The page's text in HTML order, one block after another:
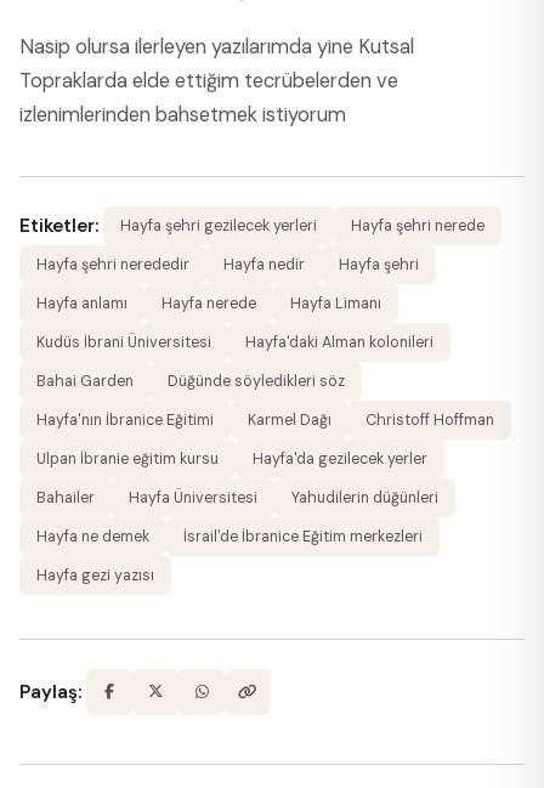
Nasip olursa ilerleyen yazılarımda yine Kutsal
Topraklarda elde ettiğim tecrübelerden ve
izlenimlerinden bahsetmek istiyorum
Etiketler: Hayfa şehri gezilecek yerleri
Hayfa şehri nerede
Hayfa şehri nerededir
Hayfa nedir
Hayfa şehri
Hayfa anlamı
Hayfa nerede
Hayfa Limanı
Kudüs İbrani Üniversitesi
Hayfa'daki Alman kolonileri
Bahai Garden
Düğünde söyledikleri söz
Hayfa'nın İbranice Eğitimi
Karmel Dağı
Christoff Hoffman
Ulpan İbranie eğitim kursu
Hayfa'da gezilecek yerler
Bahailer
Hayfa Üniversitesi
Yahudilerin düğünleri
Hayfa ne demek
İsrail'de İbranice Eğitim merkezleri
Hayfa gezi yazısı
Paylaş: